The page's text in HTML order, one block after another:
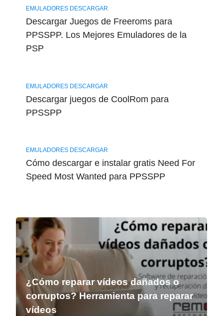
EMULADORES DESCARGAR
Descargar Juegos de Freeroms para
PPSSPP. Los Mejores Emuladores de la
PSP
EMULADORES DESCARGAR
Descargar juegos de CoolRom para
PPSSPP
EMULADORES DESCARGAR
Cómo descargar e instalar gratis Need For
Speed Most Wanted para PPSSPP
¿Cómo reparar vídeos dañados o
corruptos? Herramienta para reparar
vídeos